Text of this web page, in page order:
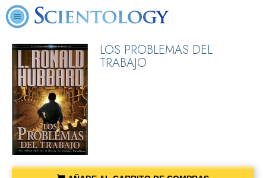
LOS PROBLEMAS DEL
TRABAJO